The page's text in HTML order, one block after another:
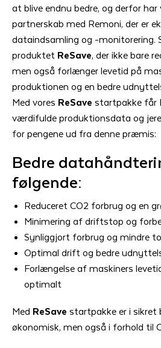
at blive endnu bedre, og derfor
partnerskab med Remoni, der er
dataindsamling og -monitorering.
produktet ReSave, der ikke bare
men også forlænger levetid på
produktionen og en bedre
Med vores ReSave startpakke får
værdifulde produktionsdata og
for pengene ud fra denne præmis:
Bedre
følgende:
Reduceret CO2 forbrug og en
Minimering af driftstop og
Synliggjort forbrug og mindre
Optimal drift og bedre
Forlængelse af maskiners
optimalt
Med ReSave startpakke er i sikret
økonomisk, men også i forhold til